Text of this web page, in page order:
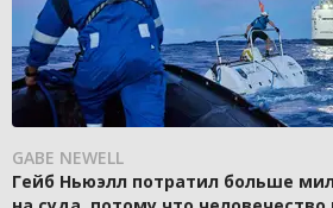
GABE NEWELL
Гейб Ньюэлл потратил больше